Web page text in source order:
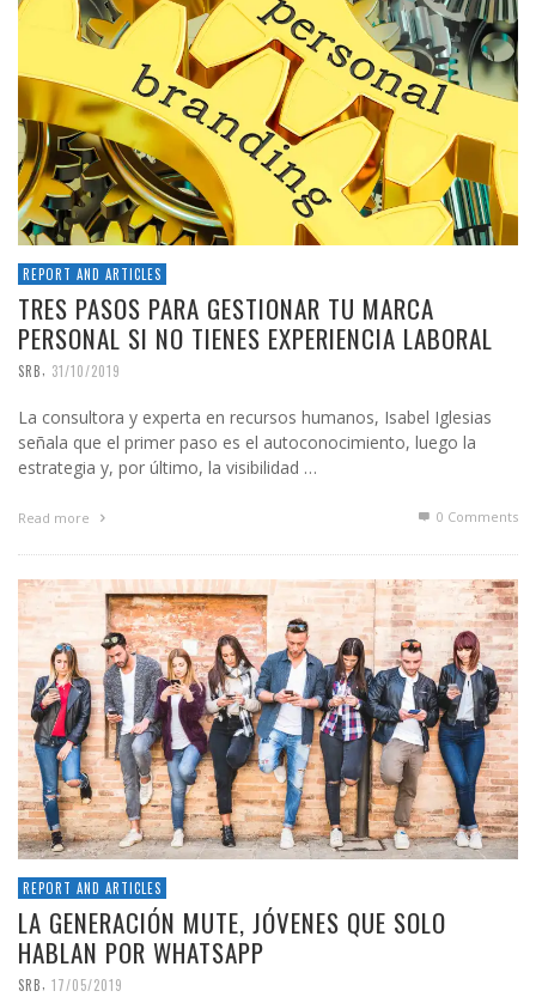
REPORT AND ARTICLES
TRES PASOS PARA GESTIONAR TU MARCA
PERSONAL SI NO TIENES EXPERIENCIA LABORAL
SRB, 31/10/2019
La consultora y experta en recursos humanos, Isabel Iglesias
señala que el primer paso es el autoconocimiento, luego la
estrategia y, por último, la visibilidad …
Read more 0 Comments
REPORT AND ARTICLES
LA GENERACIÓN MUTE, JÓVENES QUE SOLO
HABLAN POR WHATSAPP
SRB, 17/05/2019